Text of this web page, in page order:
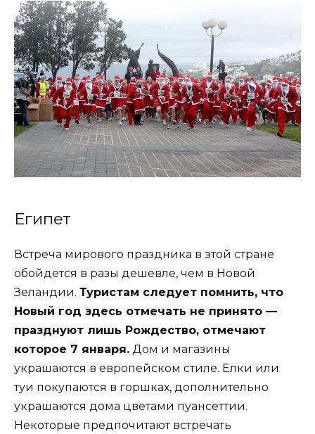
Египет
Встреча мирового праздника в этой стране
обойдется в разы дешевле, чем в Новой
Зеландии. Туристам следует помнить, что
Новый год здесь отмечать не принято —
празднуют лишь Рождество, отмечают
которое 7 января. Дом и магазины
украшаются в европейском стиле. Елки или
туи покупаются в горшках, дополнительно
украшаются дома цветами пуансеттии.
Некоторые предпочитают встречать